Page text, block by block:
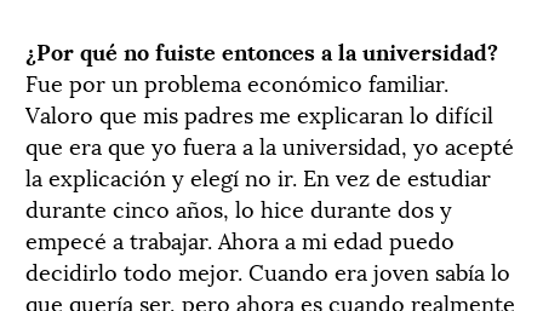
¿Por qué no fuiste entonces a la universidad?
Fue por un problema económico familiar.
Valoro que mis padres me explicaran lo difícil
que era que yo fuera a la universidad, yo acepté
la explicación y elegí no ir. En vez de estudiar
durante cinco años, lo hice durante dos y
empecé a trabajar. Ahora a mi edad puedo
decidirlo todo mejor. Cuando era joven sabía lo
que quería ser, pero ahora es cuando realmente